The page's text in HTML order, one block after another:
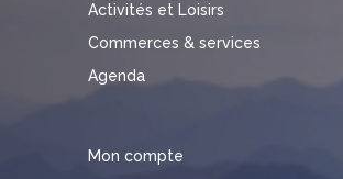
Activités et Loisirs
Commerces & services
Agenda
Mon compte